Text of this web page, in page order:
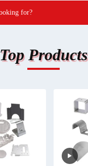
Top Products